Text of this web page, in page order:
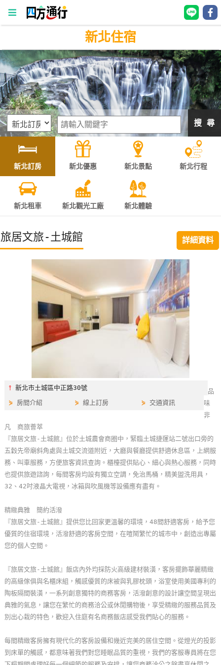
四
方
通
行
訂
房
灣
訂
房
直接跟飯店訂房HOT
特
紅
你
玩
樂
地
圖
顧
客
服
務
顧
客
滿
意
新北住宿
搜 尋
新北訂房 新北優惠 新北景點 新北行程
新北租車 新北觀光工廠 新北體驗
旅居文旅-土城館 詳細資料
⫯新北市土城區中正路30號
⋟ 房間介紹 ⋟線上訂房 ⋟ 交通資訊
品
味
非
凡 商旅薈萃
『旅居文旅-土城館』位於土城農會商圈中，緊臨土城捷運站二號出口旁的
五穀先帝廟斜角處與土城交流道附近，大廳與餐廳提供舒適休息區，上網服
務、叫車服務，方便旅客資訊查詢。櫃檯提供貼心、細心與熱心服務，同時
也提供旅遊諮詢，每間客房均設有獨立空調，免治馬桶，精美盥洗用具，
32、42吋液晶大電視，冰箱與吹風機等設備應有盡有。
精緻典雅 簡約活潑
『旅居文旅-土城館』提供您比回家更溫馨的環境，48間舒適客房，給予您
優質的住宿環境，活潑舒適的客房空間，在喧鬧繁忙的城市中，創造出專屬
您的個人空間。
『旅居文旅-土城館』飯店內外均採防火高級建材裝潢，客房擺飾華麗精緻
的高級傢俱與名櫃床組，觸感優質的床被與乳膠枕頭，浴室使用美國專利的
陶板隔間裝潢，一系列創意獨特的商務客房，活潑創意的設計讓空間呈現出
典雅的氣息，讓您在繁忙的商務洽公或休閒購物後，享受精緻的服務品質及
別出心栽的特色，歡迎入住庭有名商務飯店感受我們貼心的服務。
每間精緻客房擁有現代化的客房設備和幾近完美的居住空間。從燈光的投影
到床單的觸感，都意味著我們對您睡眠品質的重視，我們的客服專員將在您